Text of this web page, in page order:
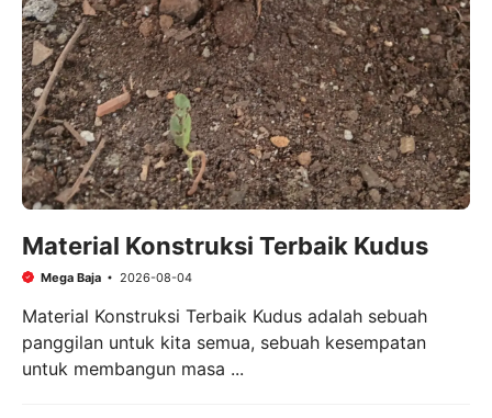
Material Konstruksi Terbaik Kudus
Mega Baja 2026-08-04
Material Konstruksi Terbaik Kudus adalah sebuah
panggilan untuk kita semua, sebuah kesempatan
untuk membangun masa ...